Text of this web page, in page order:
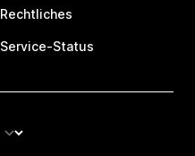
Rechtliches
Service-Status